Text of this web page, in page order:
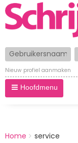
Gebruikersnaam
Nieuw profiel aanmaken
Hoofdmenu
BREADCRUMBS
You
Home service